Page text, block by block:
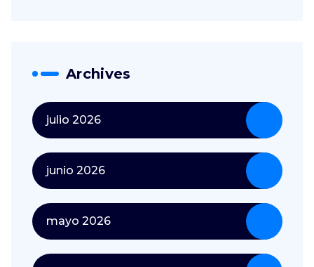
Archives
julio 2026
junio 2026
mayo 2026